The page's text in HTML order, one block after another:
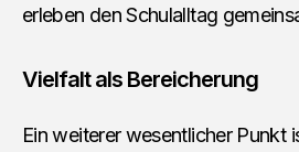
erleben den Schulalltag
Vielfalt als Bereicherung
Ein weiterer wesentlicher Punkt